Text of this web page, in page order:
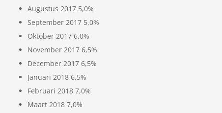
Augustus 2017 5,0%
September 2017 5,0%
Oktober 2017 6,0%
November 2017 6,5%
December 2017 6,5%
Januari 2018 6,5%
Februari 2018 7,0%
Maart 2018 7,0%